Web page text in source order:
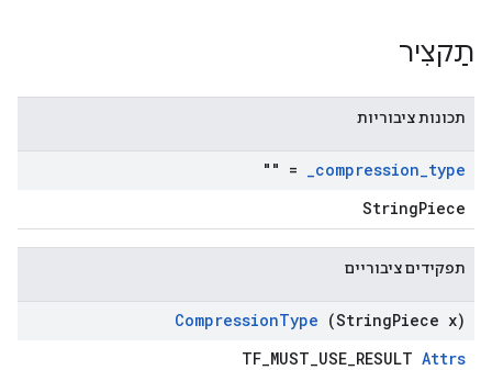
תַקצִיר
תכונות ציבוריות
compression_type
_
= ""
StringPiece
תפקידים ציבוריים
CompressionType (StringPiece x)
TF_MUST_USE_RESULT Attrs